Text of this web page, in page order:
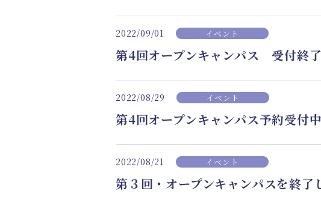
2022/09/01 イベント
第4回オープンキャンパス 受付終
2022/08/29 イベント
第4回オープンキャンパス予約受付中
2022/08/21 イベント
第３回・オープンキャンパスを終了